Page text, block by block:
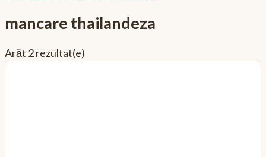
mancare thailandeza
Arăt 2 rezultat(e)